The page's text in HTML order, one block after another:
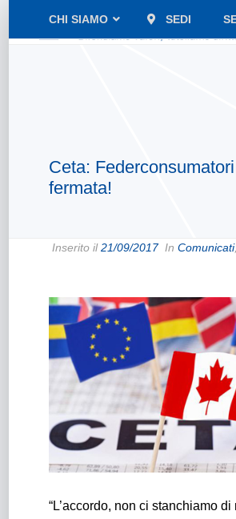
CHI SIAMO SEDI
Ceta:
fermata!
Inserito il21/09/2017 In Comunicati,
“L’accordo, non ci stanchiamo